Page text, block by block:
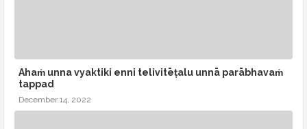
Ahaṁ unna vyaktiki enni telivitēṭalu unnā parābhavaṁ
tappad
December 14, 2022